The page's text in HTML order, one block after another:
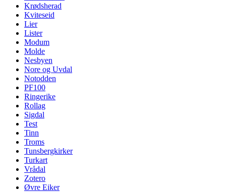
Krødsherad
Kviteseid
Lier
Lister
Modum
Molde
Nesbyen
Nore og Uvdal
Notodden
PF100
Ringerike
Rollag
Sigdal
Test
Tinn
Troms
Tunsbergkirker
Turkart
Vrådal
Zotero
Øvre Eiker